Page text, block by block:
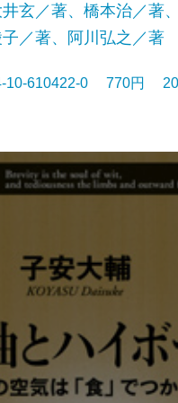
玄／著、橋本治／著
／著、阿川弘之／著
10-610422-0 770円